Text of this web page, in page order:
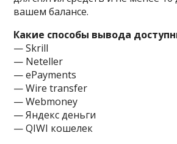
вашем балансе.
Какие способы вывода
— Skrill
— Neteller
— ePayments
— Wire transfer
— Webmoney
— Яндекс деньги
— QIWI кошелек